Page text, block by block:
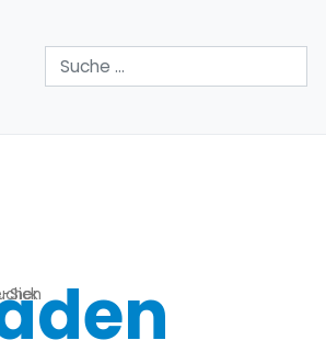
Suchen
Sick